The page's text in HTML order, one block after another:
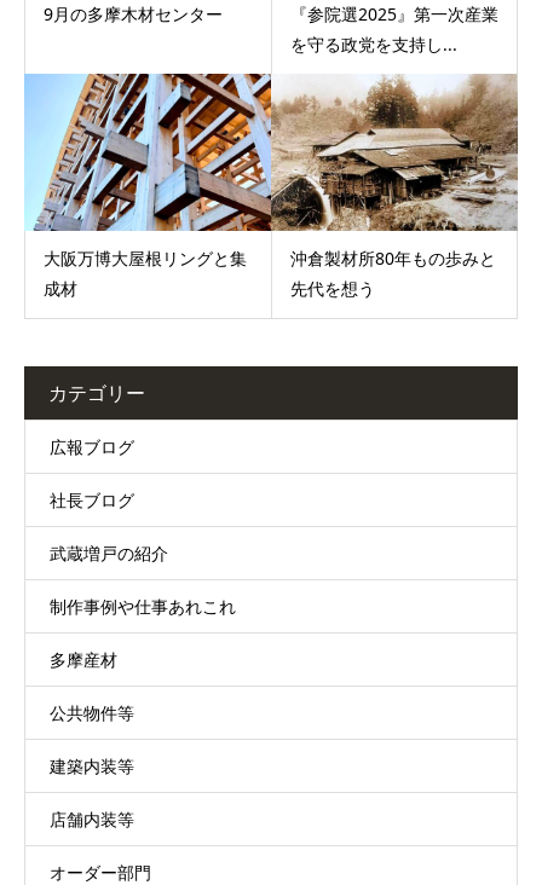
9月の多摩木材センター
『参院選2025』第一次産業
を守る政党を支持し...
大阪万博大屋根リングと集
成材
沖倉製材所80年もの歩みと
先代を想う
カテゴリー
広報ブログ
社長ブログ
武蔵増戸の紹介
制作事例や仕事あれこれ
多摩産材
公共物件等
建築内装等
店舗内装等
オーダー部門